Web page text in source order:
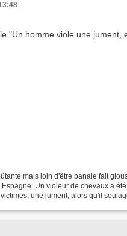
mais loin d'être banale fait
Un violeur de chevaux a
une jument, alors qu'il